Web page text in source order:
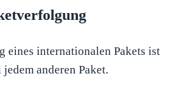
eines internationalen Pakets ist
anderen Paket.